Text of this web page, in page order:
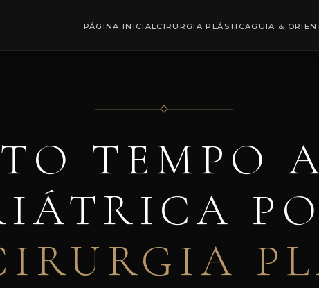
PÁGINA INICIAL CIRURGIA PLÁSTICAGUIA &
TEMPO